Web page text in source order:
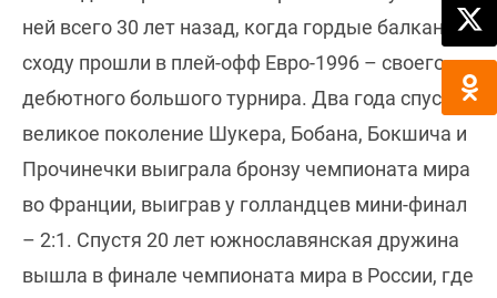
ней всего 30 лет назад, когда гордые балканцы
сходу прошли в плей-офф Евро-1996 – своего
дебютного большого турнира. Два года спустя
великое поколение Шукера, Бобана, Бокшича и
Прочинечки выиграла бронзу чемпионата мира
во Франции, выиграв у голландцев мини-финал
– 2:1. Спустя 20 лет южнославянская дружина
вышла в финале чемпионата мира в России, где